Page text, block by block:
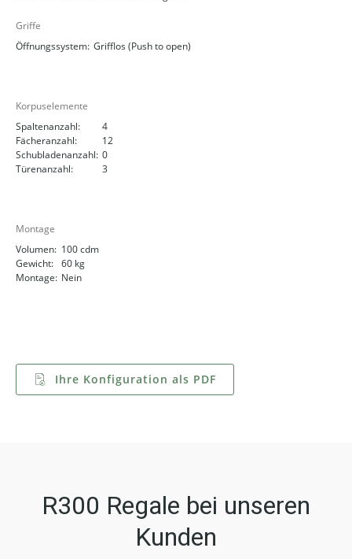
Griffe
Öffnungssystem: Grifflos (Push to open)
Korpuselemente
Spaltenanzahl:
4
Fächeranzahl:
12
Schubladenanzahl: 0
Türenanzahl:
3
Montage
Volumen: 100 cdm
Gewicht: 60 kg
Montage: Nein
Ihre Konfiguration als PDF
R300 Regale bei unseren
Kunden